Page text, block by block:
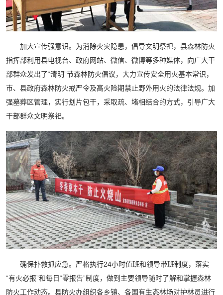
加大宣传强意识。为消除火灾隐患，倡导文明祭祀，县森林防火
指挥部利用县电视台、政府网站、微信、微博等多种媒体，向广大干
部群众发出了“清明”节森林防火倡议，大力宣传安全用火基本常识，
市、县政府森林防火戒严令及高火险期禁止野外用火的法律法规。加
强墓葬区管理，实行划片包干，采取疏、堵相结合的方式，引导广大
干部群众文明祭祀。
确保扑救抓应急。严格执行24小时值班和领导带班制度，落实
“有火必报”和每日“零报告”制度，做到主要领导随时了解和掌握森林
防火工作动态。县防火办组织各乡镇、各国有生态林场对护林员进行